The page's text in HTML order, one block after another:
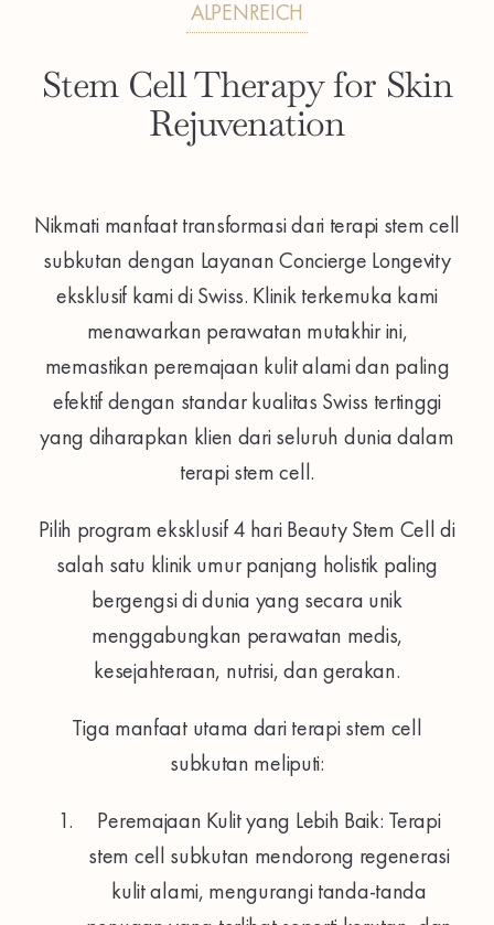
ALPENREICH
Stem Cell Therapy for Skin
Rejuvenation
Nikmati manfaat transformasi dari terapi stem cell
subkutan dengan Layanan Concierge Longevity
eksklusif kami di Swiss. Klinik terkemuka kami
menawarkan perawatan mutakhir ini,
memastikan peremajaan kulit alami dan paling
efektif dengan standar kualitas Swiss tertinggi
yang diharapkan klien dari seluruh dunia dalam
terapi stem cell.
Pilih program eksklusif 4 hari Beauty Stem Cell di
salah satu klinik umur panjang holistik paling
bergengsi di dunia yang secara unik
menggabungkan perawatan medis,
kesejahteraan, nutrisi, dan gerakan.
Tiga manfaat utama dari terapi stem cell
subkutan meliputi:
Peremajaan Kulit yang Lebih Baik: Terapi
stem cell subkutan mendorong regenerasi
kulit alami, mengurangi tanda-tanda